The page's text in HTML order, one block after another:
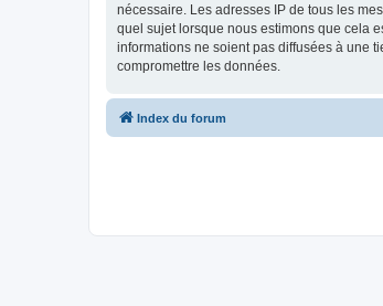
nécessaire. Les adresses IP de tous les
quel sujet lorsque nous estimons que cela
informations ne soient pas diffusées à une
compromettre les données.
Index du forum